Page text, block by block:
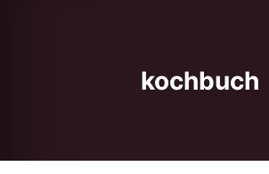
kochbuch